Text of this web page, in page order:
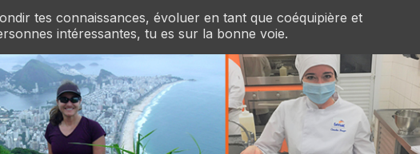
tes connaissances, évoluer en tant que coéquipière et
intéressantes, tu es sur la bonne voie.